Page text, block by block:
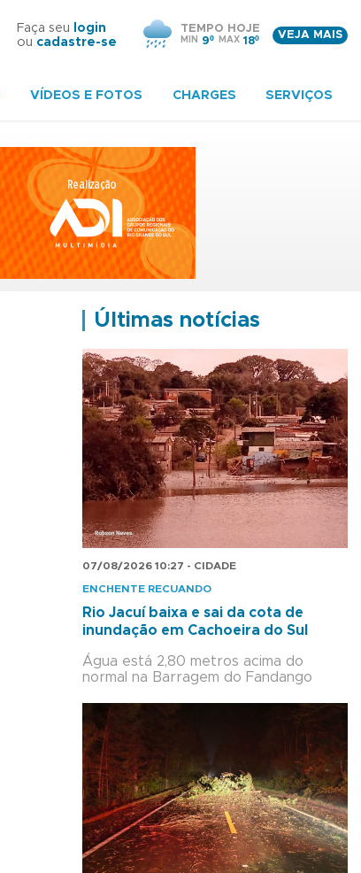
Faça seu
login
ou cadastre-se
TEMPO HOJE
MIN 9º MAX 18º
VEJA MAIS
VÍDEOS E FOTOS CHARGES SERVIÇOS
Últimas notícias
07/08/2026 10:27 - CIDADE
ENCHENTE RECUANDO
Rio Jacuí baixa e sai da cota de
inundação em Cachoeira do Sul
Água está 2,80 metros acima do
normal na Barragem do Fandango